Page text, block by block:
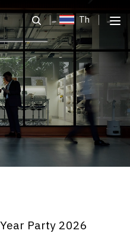
Th
Party 2026